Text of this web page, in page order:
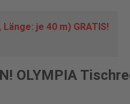
je 40 m) GRATIS!
OLYMPIA